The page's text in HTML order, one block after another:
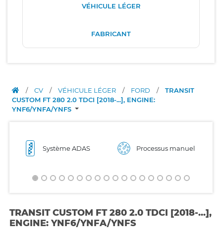
VÉHICULE LÉGER
FABRICANT
/ CV / VÉHICULE LÉGER / FORD /
TRANSIT
CUSTOM FT 280 2.0 TDCI [2018-...], ENGINE:
YNF6/YNFA/YNFS
Système ADAS Processus manuel
TRANSIT CUSTOM FT 280 2.0 TDCI [2018-...],
ENGINE: YNF6/YNFA/YNFS